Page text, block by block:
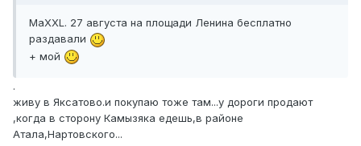
MаXXL. 27 августа на площади Ленина бесплатно
раздавали
+ мой
.
живу в Яксатово.и покупаю тоже там...у дороги продают
,когда в сторону Камызяка едешь,в районе
Атала,Нартовского...